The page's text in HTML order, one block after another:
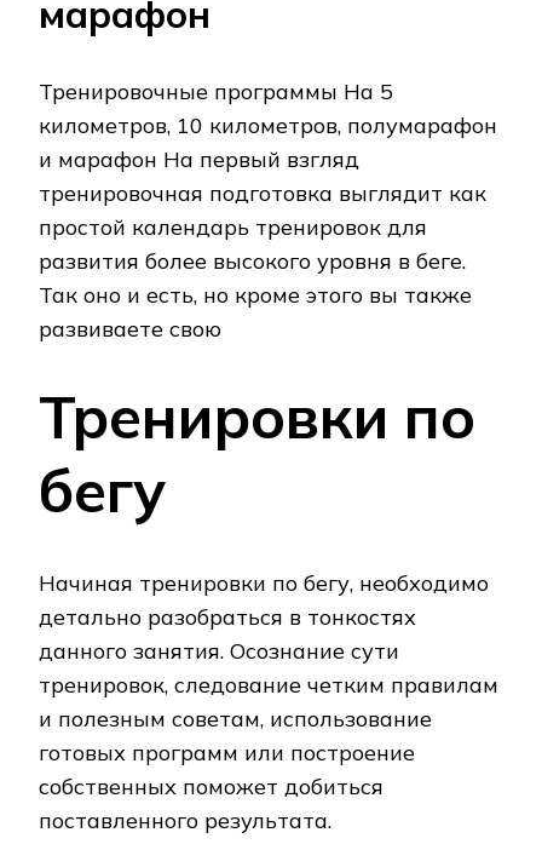
марафон
Тренировочные программы На 5
километров, 10 километров, полумарафон
и марафон На первый взгляд
тренировочная подготовка выглядит как
простой календарь тренировок для
развития более высокого уровня в беге.
Так оно и есть, но кроме этого вы также
развиваете свою
Тренировки по
бегу
Начиная тренировки по бегу, необходимо
детально разобраться в тонкостях
данного занятия. Осознание сути
тренировок, следование четким правилам
и полезным советам, использование
готовых программ или построение
собственных поможет добиться
поставленного результата.